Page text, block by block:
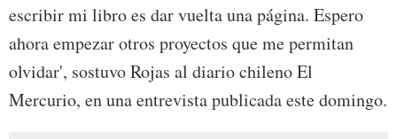
escribir mi libro es dar vuelta una página. Espero
ahora empezar otros proyectos que me permitan
olvidar', sostuvo Rojas al diario chileno El
Mercurio, en una entrevista publicada este domingo.